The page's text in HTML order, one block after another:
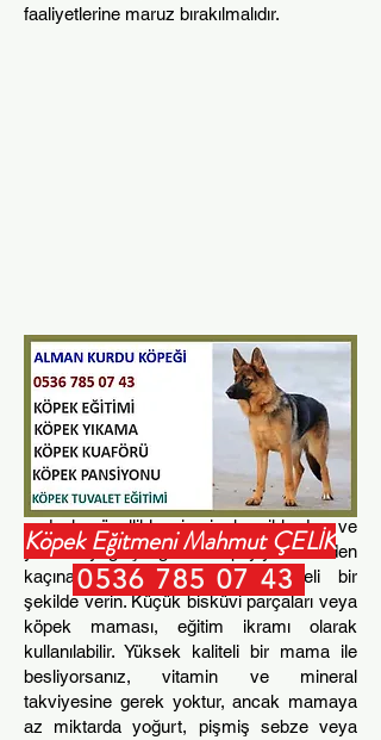
faaliyetlerine maruz bırakılmalıdır.
Beslenme
Köpeğin yaşına (köpek yavrusu, yetişkin
veya yaşlı) uygun yüksek kaliteli bir köpek
maması, türün ihtiyaç duyduğu tüm besin
maddelerine sahip olacaktır. Sofra artıkları
sindirim rahatsızlığına neden olabilir, bu
nedenle, özellikle pişmiş kemiklerden ve
yüksek yağ içeriğine sahip yiyeceklerden
kaçınarak, bunları yalnızca idareli bir
şekilde verin. Küçük bisküvi parçaları veya
köpek maması, eğitim ikramı olarak
kullanılabilir. Yüksek kaliteli bir mama ile
besliyorsanız, vitamin ve mineral
takviyesine gerek yoktur, ancak mamaya
az miktarda yoğurt, pişmiş sebze veya
Köpek Eğitmeni Mahmut ÇELİK
0536 785 07 43